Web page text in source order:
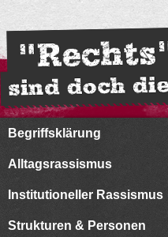
Begriffsklärung
Alltagsrassismus
Institutioneller Rassismus
Strukturen & Personen